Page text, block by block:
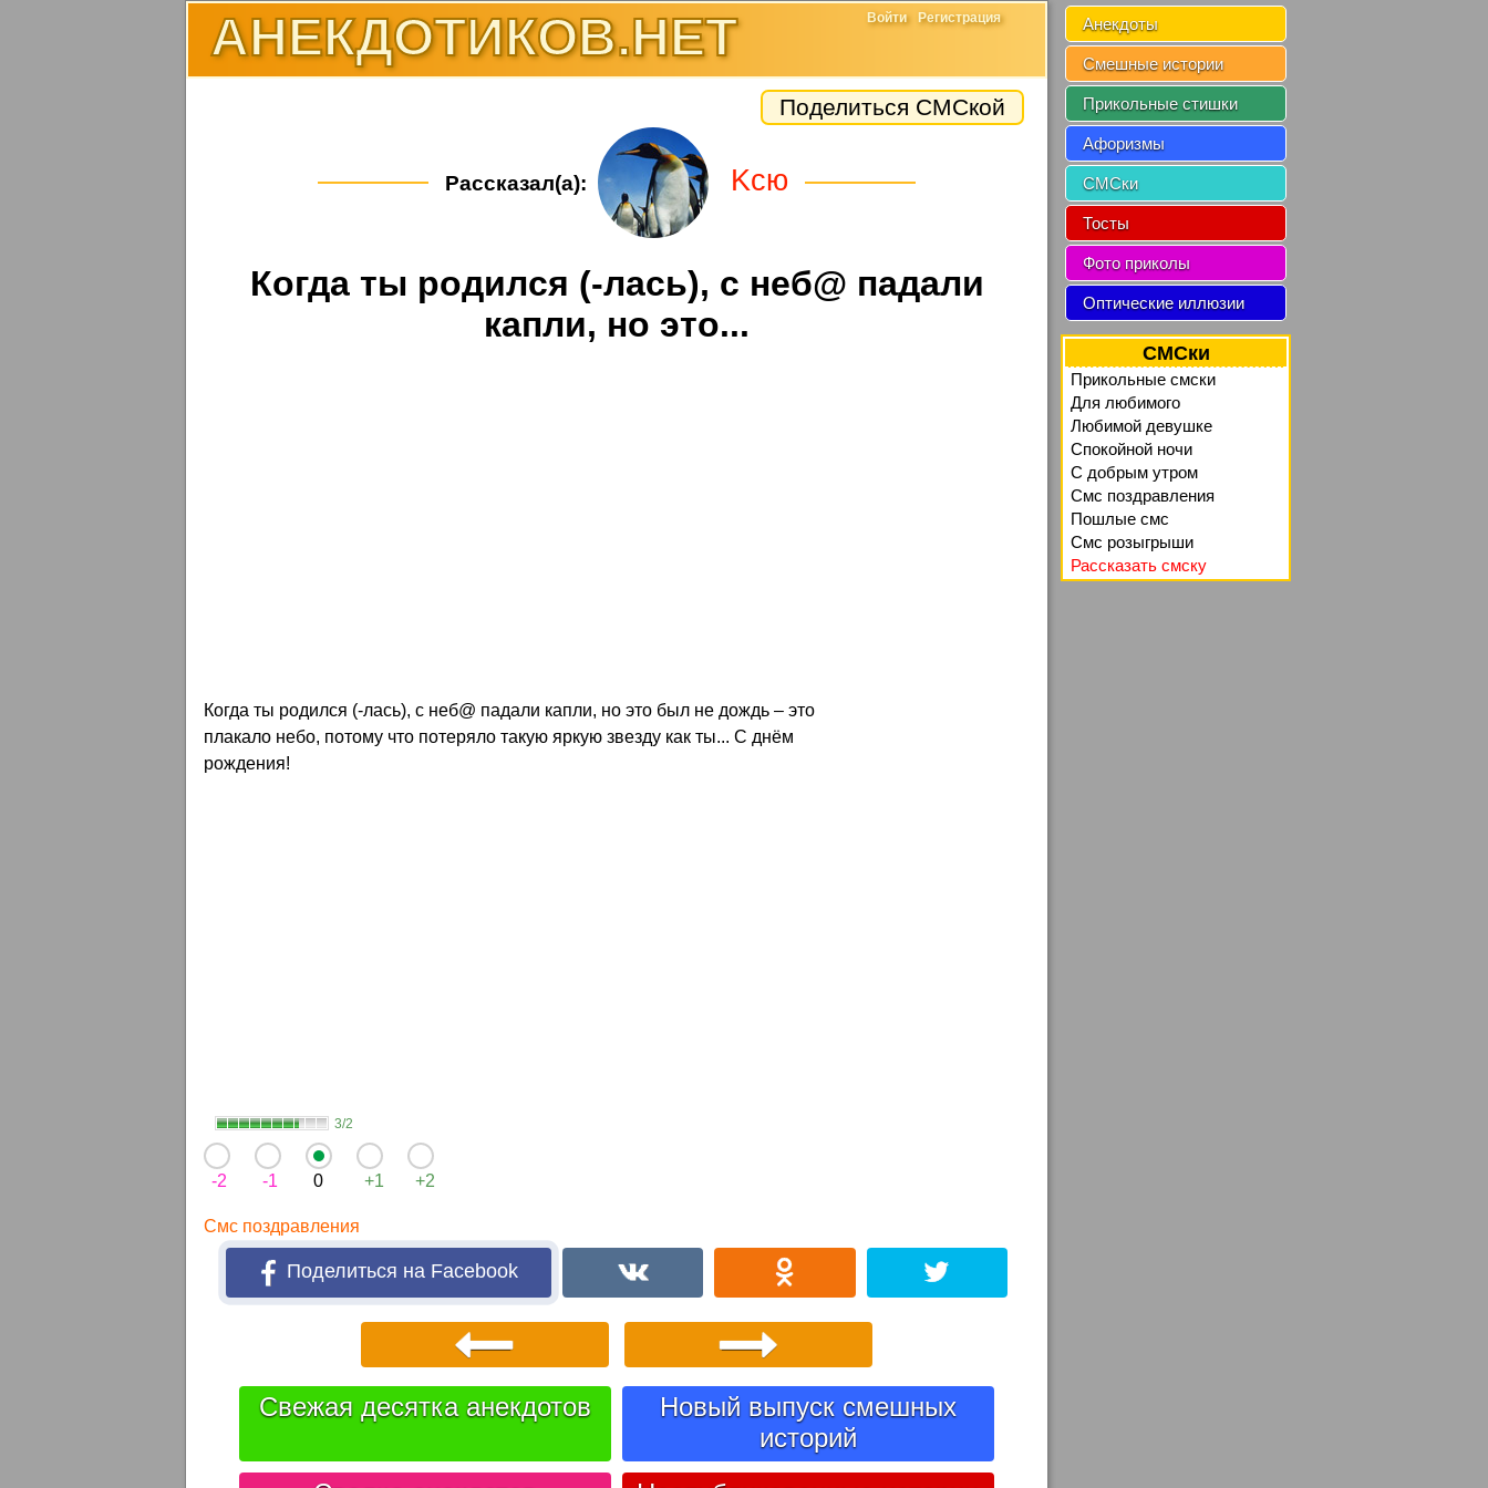
АНЕКДОТИКОВ.НЕТ Войти Регистрация
Поделиться СМСкой
Рассказал(а): Kсю
Когда ты родился (-лась), с неб@ падали
капли, но это...
Когда ты родился (-лась), с неб@ падали капли, но это был не дождь – это
плакало небо, потому что потеряло такую яркую звезду как ты... С днём
рождения!
3/2
-2 -1 0 +1 +2
Смс поздравления
Поделиться на Facebook
Свежая десятка анекдотов
Новый выпуск смешных
историй
Анекдоты
Смешные истории
Прикольные стишки
Афоризмы
СМСки
Тосты
Фото приколы
Оптические иллюзии
СМСки
Прикольные смски
Для любимого
Любимой девушке
Спокойной ночи
C добрым утром
Смс поздравления
Пошлые смс
Смс розыгрыши
Рассказать смску